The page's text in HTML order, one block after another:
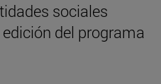
sociales
del programa